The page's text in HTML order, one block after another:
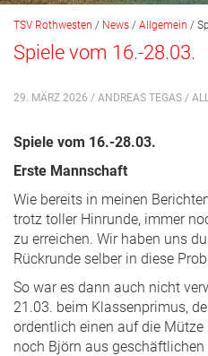
TSV Rothwesten / News / Allgemein /
Spiele vom 16.-28.03.
29. MÄRZ 2026 / ANDREAS TEGAS /
Spiele vom 16.-28.03.
Erste Mannschaft
Wie bereits in meinen
trotz toller Hinrunde, immer
zu erreichen. Wir haben uns
Rückrunde selber in diese
So war es dann auch nicht
21.03. beim Klassenprimus,
ordentlich einen auf die
noch Björn aus